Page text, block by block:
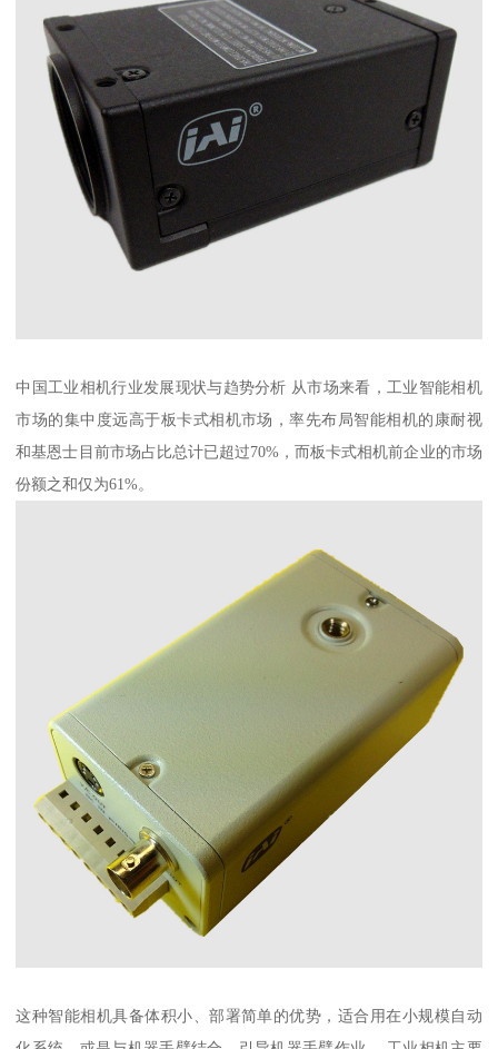
中国工业相机行业发展现状与趋势分析 从市场来看，工业智能相机
市场的集中度远高于板卡式相机市场，率先布局智能相机的康耐视
和基恩士目前市场占比总计已超过70%，而板卡式相机前企业的市场
份额之和仅为61%。
这种智能相机具备体积小、部署简单的优势，适合用在小规模自动